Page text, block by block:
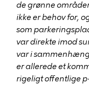
de grønne
ikke er behov for,
som
var direkte imod
var i
er allerede et
rigeligt offentlige